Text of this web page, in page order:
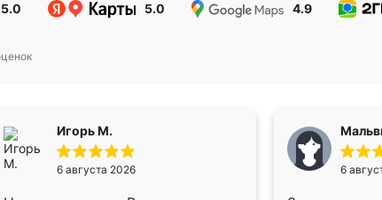
5.0 5.0 4.9
Игорь М.
6 августа 2026 6